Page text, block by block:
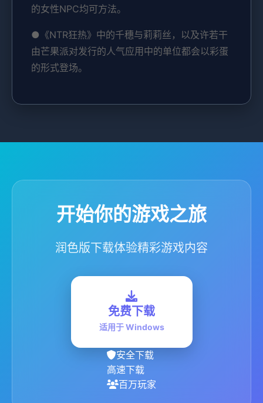
的女性NPC均可方法。
●《NTR狂热》中的千穗与莉莉丝，以及许若干
由芒果派对发行的人气应用中的单位都会以彩蛋
的形式登场。
开始你的游戏之旅
润色版下载体验精彩游戏内容
免费下载
适用于 Windows
安全下载
高速下载
百万玩家